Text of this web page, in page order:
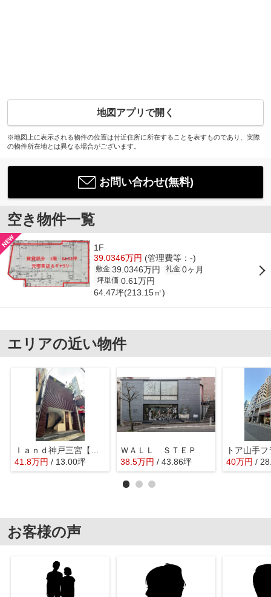
地図アプリで開く
※地図上に表示される物件の位置は付近住所に所在することを表すものであり、実際
の物件所在地とは異なる場合がございます。
お問い合わせ(無料)
空き物件一覧
1F
39.0346万円 (管理費等：-)
敷金 39.0346万円 礼金 0ヶ月
坪単価 0.61万円
64.47坪(213.15㎡)
エリアの近い物件
41.8万円 / 13.00坪
ＷＡＬＬ ＳＴＥＰ
38.5万円 / 43.86坪
トア山手
40万円 /
お客様の声